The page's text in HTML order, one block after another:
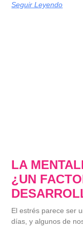
Seguir Leyendo
LA
¿UN
El estrés parece ser
días, y algunos de